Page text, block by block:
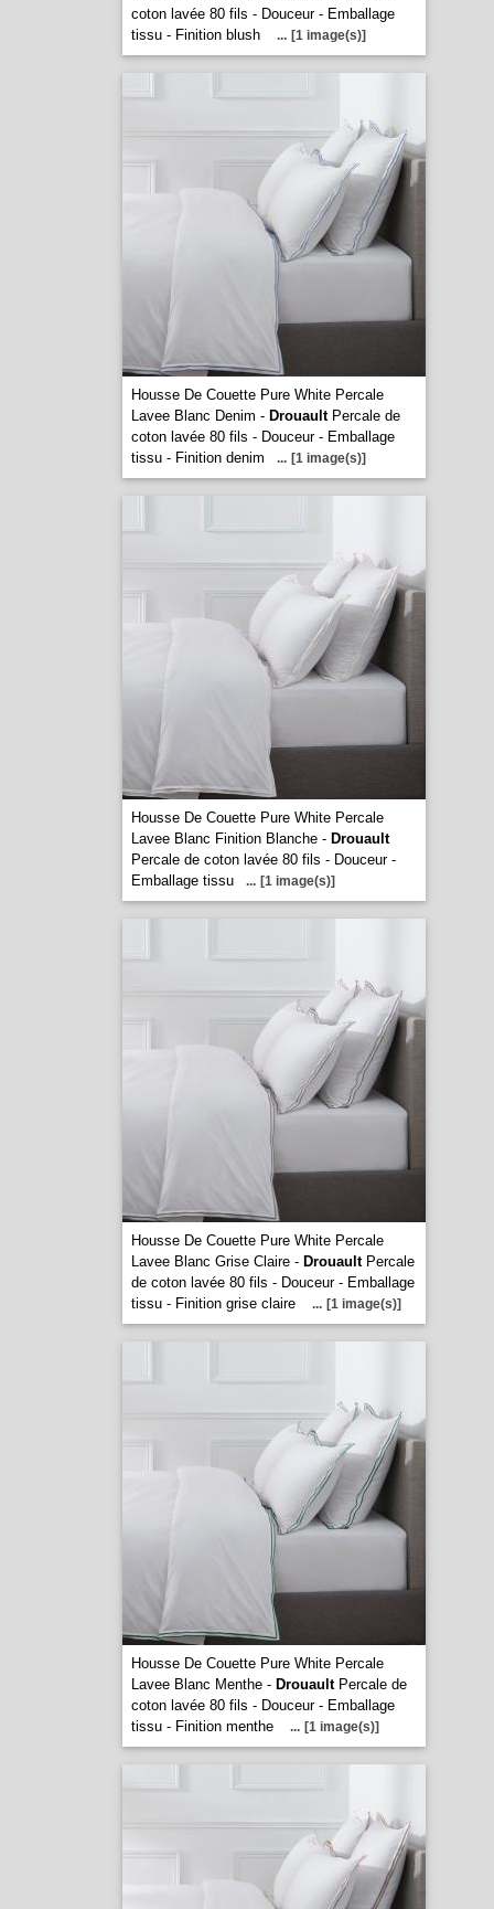
coton lavée 80 fils - Douceur - Emballage
tissu - Finition blush
... [1 image(s)]
Housse De Couette Pure White Percale
Lavee Blanc Denim - DrouaultPercale de
coton lavée 80 fils - Douceur - Emballage
tissu - Finition denim
... [1 image(s)]
Housse De Couette Pure White Percale
Lavee Blanc Finition Blanche - Drouault
Percale de coton lavée 80 fils - Douceur -
Emballage tissu
... [1 image(s)]
Housse De Couette Pure White Percale
Lavee Blanc Grise Claire - DrouaultPercale
de coton lavée 80 fils - Douceur - Emballage
tissu - Finition grise claire
... [1 image(s)]
Housse De Couette Pure White Percale
Lavee Blanc Menthe - DrouaultPercale de
coton lavée 80 fils - Douceur - Emballage
tissu - Finition menthe
... [1 image(s)]